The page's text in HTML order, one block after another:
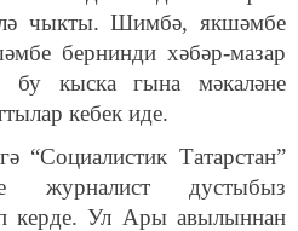
чыкты. Шимбә, якшәмбе
бернинди хәбәр-мазар
бу кыска гына мәкаләне
кебек иде.
“Социалистик Татарстан”
журналист дустыбыз
керде. Ул Ары авылыннан